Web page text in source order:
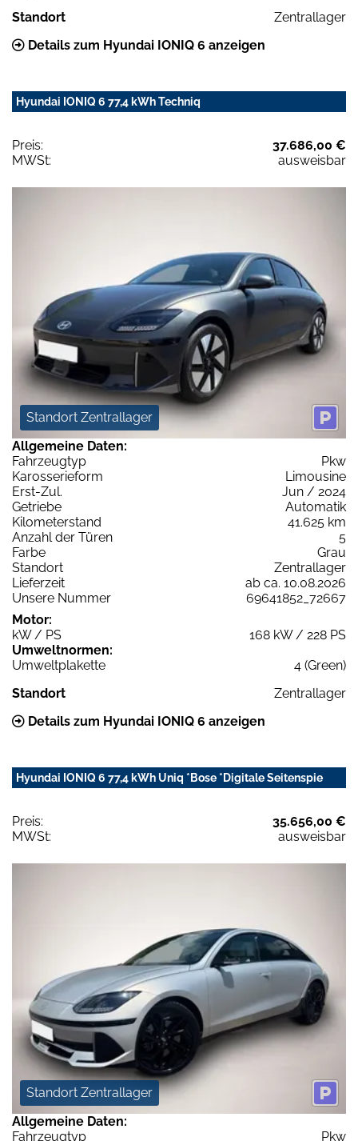
Standort
Zentrallager
Details zum Hyundai IONIQ 6 anzeigen
Hyundai IONIQ 6 77,4 kWh Techniq
Preis:
37.686,00 €
MWSt:
ausweisbar
Standort Zentrallager
Allgemeine Daten:
Fahrzeugtyp
Pkw
Karosserieform
Limousine
Erst-Zul.
Jun / 2024
Getriebe
Automatik
Kilometerstand
41.625 km
Anzahl der Türen
5
Farbe
Grau
Standort
Zentrallager
Lieferzeit
ab ca. 10.08.2026
Unsere Nummer
69641852_72667
Motor:
kW / PS
168 kW / 228 PS
Umweltnormen:
Umweltplakette
4 (Green)
Standort
Zentrallager
Details zum Hyundai IONIQ 6 anzeigen
Hyundai IONIQ 6 77,4 kWh Uniq *Bose *Digitale Seitenspie
Preis:
35.656,00 €
MWSt:
ausweisbar
Standort Zentrallager
Allgemeine Daten:
Fahrzeugtyp
Pkw